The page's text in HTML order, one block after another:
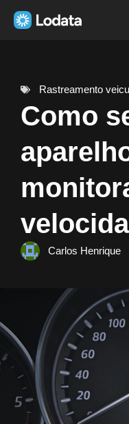
Rastreamento
Como
Carlos Henrique